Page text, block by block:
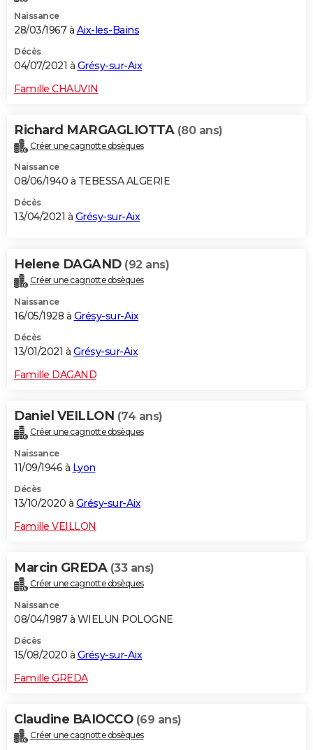
Naissance
28/03/1967 à Aix-les-Bains
Décès
04/07/2021 à Grésy-sur-Aix
Famille CHAUVIN
Richard MARGAGLIOTTA (80 ans)
Créer une cagnotte obsèques
Naissance
08/06/1940 à TEBESSA ALGERIE
Décès
13/04/2021 à Grésy-sur-Aix
Helene DAGAND (92 ans)
Créer une cagnotte obsèques
Naissance
16/05/1928 à Grésy-sur-Aix
Décès
13/01/2021 à Grésy-sur-Aix
Famille DAGAND
Daniel VEILLON (74 ans)
Créer une cagnotte obsèques
Naissance
11/09/1946 à Lyon
Décès
13/10/2020 à Grésy-sur-Aix
Famille VEILLON
Marcin GREDA (33 ans)
Créer une cagnotte obsèques
Naissance
08/04/1987 à WIELUN POLOGNE
Décès
15/08/2020 à Grésy-sur-Aix
Famille GREDA
Claudine BAIOCCO (69 ans)
Créer une cagnotte obsèques